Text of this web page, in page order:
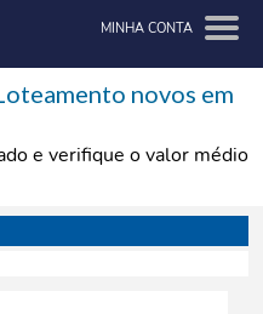
MINHA CONTA
novos em
e verifique o valor médio